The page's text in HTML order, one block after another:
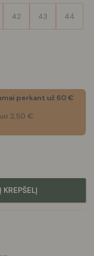
42 43 44
perkant už 60 €
2,50 €.
Į KREPŠELĮ